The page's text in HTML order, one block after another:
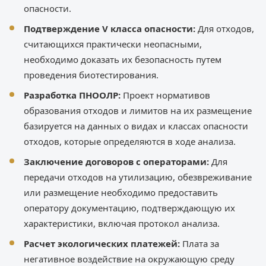
опасности.
Подтверждение V класса опасности: Для отходов,
считающихся практически неопасными,
необходимо доказать их безопасность путем
проведения биотестирования.
Разработка ПНООЛР: Проект нормативов
образования отходов и лимитов на их размещение
базируется на данных о видах и классах опасности
отходов, которые определяются в ходе анализа.
Заключение договоров с операторами: Для
передачи отходов на утилизацию, обезвреживание
или размещение необходимо предоставить
оператору документацию, подтверждающую их
характеристики, включая протокол анализа.
Расчет экологических платежей: Плата за
негативное воздействие на окружающую среду